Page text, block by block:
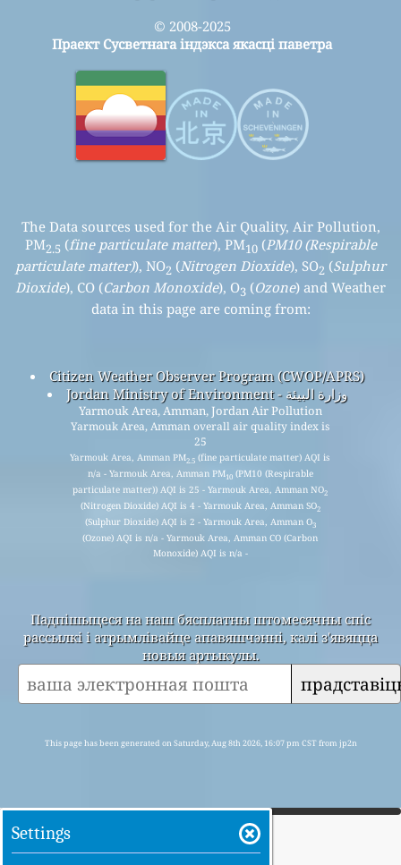
© 2008-2025
Праект Сусветнага індэкса якасці паветра
The Data sources used for the Air Quality, Air Pollution,
PM2.5 (fine particulate matter), PM10(PM10 (Respirable
particulate matter)), NO2 (Nitrogen Dioxide), SO2 (Sulphur
Dioxide), CO (Carbon Monoxide), O3 (Ozone) and Weather
data in this page are coming from:
Citizen Weather Observer Program (CWOP/APRS)
Jordan Ministry of Environment - وزارة البيئة
Yarmouk Area, Amman, Jordan Air Pollution
Yarmouk Area, Amman overall air quality index is
25
Yarmouk Area, Amman PM2.5 (fine particulate matter) AQI is
n/a - Yarmouk Area, Amman PM10(PM10 (Respirable
particulate matter)) AQI is 25 - Yarmouk Area, Amman NO2
(Nitrogen Dioxide) AQI is 4 - Yarmouk Area, Amman SO2
(Sulphur Dioxide) AQI is 2 - Yarmouk Area, Amman O3
(Ozone) AQI is n/a - Yarmouk Area, Amman CO (Carbon
Monoxide) AQI is n/a -
Падпішыцеся на наш бясплатны штомесячны спіс
рассылкі і атрымлівайце апавяшчэнні, калі з'явяцца
новыя артыкулы.
This page has been generated on Saturday, Aug 8th 2026, 16:07 pm CST from jp2n
Settings